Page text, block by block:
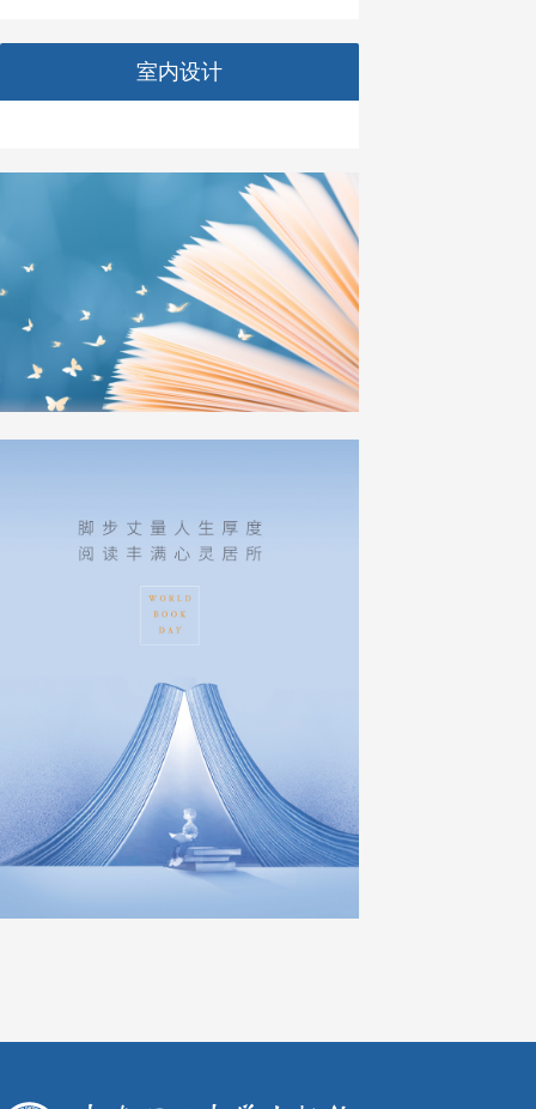
室内设计